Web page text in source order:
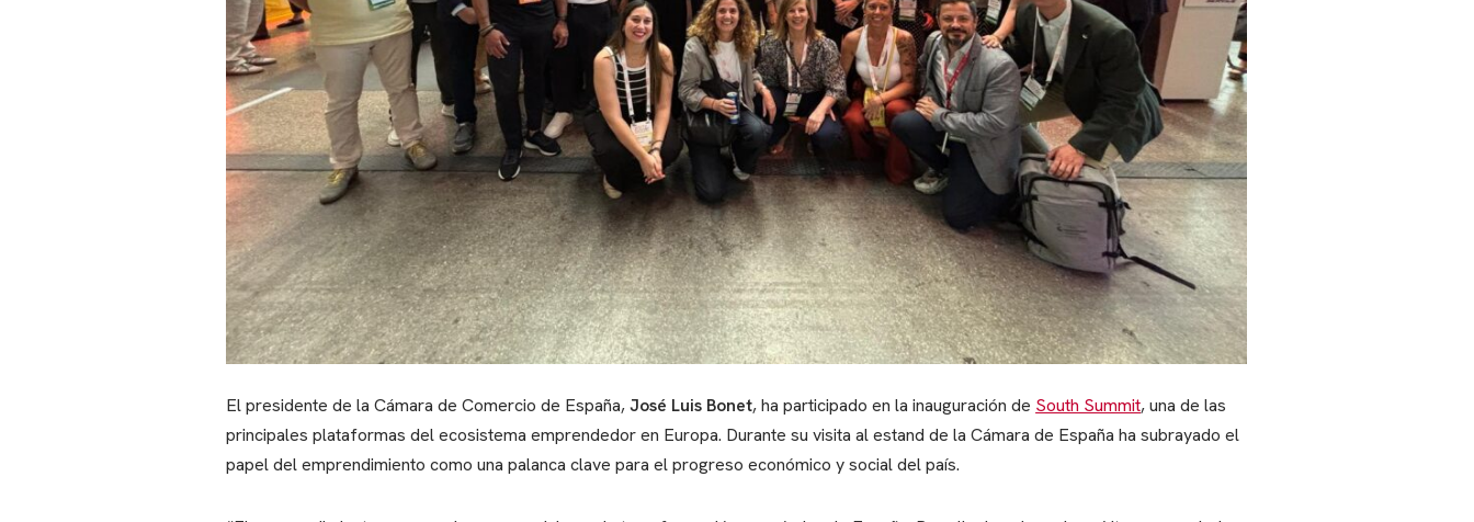
El presidente de la Cámara de Comercio de España,José Luis Bonet, ha participado en la inauguración de South Summit, una de las
principales plataformas del ecosistema emprendedor en Europa. Durante su visita al estand de la Cámara de España ha subrayado el
papel del emprendimiento como una palanca clave para el progreso económico y social del país.